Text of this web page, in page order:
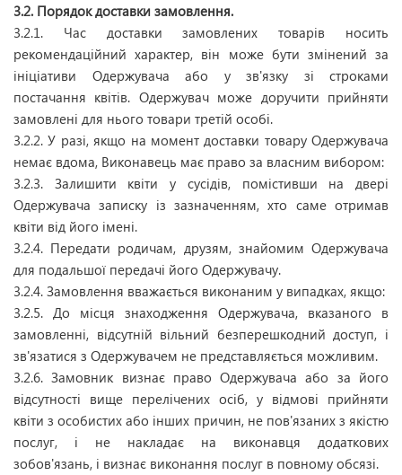
3.2. Порядок доставки замовлення.
3.2.1. Час доставки замовлених товарів носить
рекомендаційний характер, він може бути змінений за
ініціативи Одержувача або у зв'язку зі строками
постачання квітів. Одержувач може доручити прийняти
замовлені для нього товари третій особі.
3.2.2. У разі, якщо на момент доставки товару Одержувача
немає вдома, Виконавець має право за власним вибором:
3.2.3. Залишити квіти у сусідів, помістивши на двері
Одержувача записку із зазначенням, хто саме отримав
квіти від його імені.
3.2.4. Передати родичам, друзям, знайомим Одержувача
для подальшої передачі його Одержувачу.
3.2.4. Замовлення вважається виконаним у випадках, якщо:
3.2.5. До місця знаходження Одержувача, вказаного в
замовленні, відсутній вільний безперешкодний доступ, і
зв'язатися з Одержувачем не представляється можливим.
3.2.6. Замовник визнає право Одержувача або за його
відсутності вище перелічених осіб, у відмові прийняти
квіти з особистих або інших причин, не пов'язаних з якістю
послуг, і не накладає на виконавця додаткових
зобов'язань, і визнає виконання послуг в повному обсязі.